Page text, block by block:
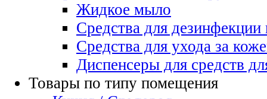
Жидкое мыло
Средства для
Средства для ухода за
Диспенсеры для средств
Товары по типу помещения